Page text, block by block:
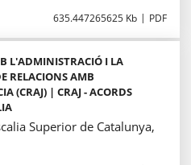
635.447265625 Kb PDF
L'ADMINISTRACIÓ I LA
RELACIONS AMB
(CRAJ) | CRAJ - ACORDS
Superior de Catalunya,